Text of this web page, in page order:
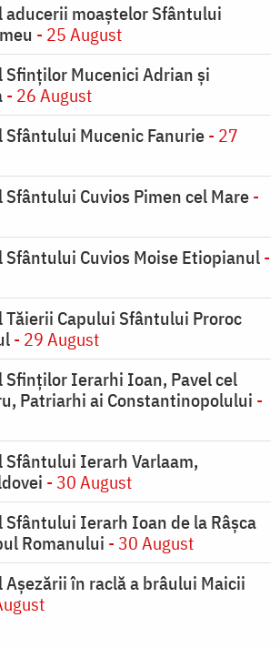
aducerii moaștelor Sfântului
- 25 August
Sfinților Mucenici Adrian și
- 26 August
Sfântului Mucenic Fanurie- 27
Sfântului Cuvios Pimen cel Mare-
Sfântului Cuvios Moise Etiopianul-
Tăierii Capului Sfântului Proroc
- 29 August
Sfinților Ierarhi Ioan, Pavel cel
Patriarhi ai Constantinopolului -
Sfântului Ierarh Varlaam,
- 30 August
Sfântului Ierarh Ioan de la Râșca
Romanului - 30 August
Așezării în raclă a brâului Maicii